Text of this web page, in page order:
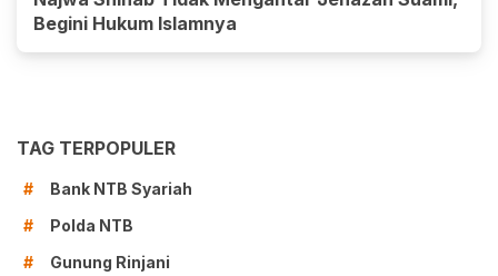
Begini Hukum Islamnya
TAG TERPOPULER
#
Bank NTB Syariah
#
Polda NTB
#
Gunung Rinjani